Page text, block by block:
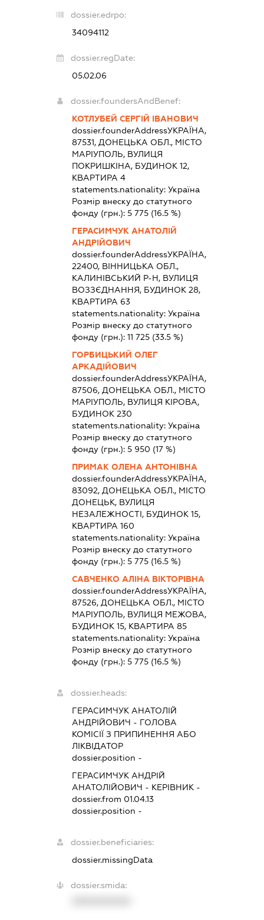
dossier.edrpo:
34094112
dossier.regDate:
05.02.06
dossier.foundersAndBenef:
КОТЛУБЕЙ СЕРГІЙ ІВАНОВИЧ
dossier.founderAddressУКРАЇНА,
87531, ДОНЕЦЬКА ОБЛ., МІСТО
МАРІУПОЛЬ, ВУЛИЦЯ
ПОКРИШКІНА, БУДИНОК 12,
КВАРТИРА 4
statements.nationality: Україна
Розмір внеску до статутного
фонду (грн.): 5 775(16.5 %)
ГЕРАСИМЧУК АНАТОЛІЙ
АНДРІЙОВИЧ
dossier.founderAddressУКРАЇНА,
22400, ВІННИЦЬКА ОБЛ.,
КАЛИНІВСЬКИЙ Р-Н, ВУЛИЦЯ
ВОЗЗЄДНАННЯ, БУДИНОК 28,
КВАРТИРА 63
statements.nationality: Україна
Розмір внеску до статутного
фонду (грн.): 11 725(33.5 %)
ГОРБИЦЬКИЙ ОЛЕГ
АРКАДІЙОВИЧ
dossier.founderAddressУКРАЇНА,
87506, ДОНЕЦЬКА ОБЛ., МІСТО
МАРІУПОЛЬ, ВУЛИЦЯ КІРОВА,
БУДИНОК 230
statements.nationality: Україна
Розмір внеску до статутного
фонду (грн.): 5 950 (17 %)
ПРИМАК ОЛЕНА АНТОНІВНА
dossier.founderAddressУКРАЇНА,
83092, ДОНЕЦЬКА ОБЛ., МІСТО
ДОНЕЦЬК, ВУЛИЦЯ
НЕЗАЛЕЖНОСТІ, БУДИНОК 15,
КВАРТИРА 160
statements.nationality: Україна
Розмір внеску до статутного
фонду (грн.): 5 775(16.5 %)
САВЧЕНКО АЛІНА ВІКТОРІВНА
dossier.founderAddressУКРАЇНА,
87526, ДОНЕЦЬКА ОБЛ., МІСТО
МАРІУПОЛЬ, ВУЛИЦЯ МЕЖОВА,
БУДИНОК 15, КВАРТИРА 85
statements.nationality: Україна
Розмір внеску до статутного
фонду (грн.): 5 775(16.5 %)
dossier.heads:
ГЕРАСИМЧУК АНАТОЛІЙ
АНДРІЙОВИЧ - ГОЛОВА
КОМІСІЇ З ПРИПИНЕННЯ АБО
ЛІКВІДАТОР
dossier.position -
ГЕРАСИМЧУК АНДРІЙ
АНАТОЛІЙОВИЧ - КЕРІВНИК -
dossier.from 01.04.13
dossier.position -
dossier.beneficiaries:
dossier.missingData
dossier.smida: